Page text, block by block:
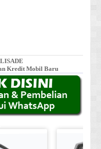
Kredit Mobil Baru